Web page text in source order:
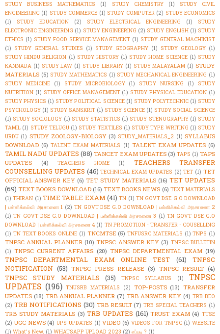
STUDY BUSINESS MATHEMATICS (1) STUDY CHEMISTRY (1)
STUDY CIVIL
ENGINEERING (1) STUDY COMMERCE (1) STUDY COMPUTER (2) STUDY ECONOMICS
(1)
STUDY EDUCATION (2) STUDY ELECTRICAL ENGINEERING (1)
STUDY
ELECTRONIC ENGINEERING (1) STUDY ENGINEERING (2) STUDY ENGLISH (1) STUDY
ETHICS (1) STUDY FOOD SERVICE MANAGEMENT (1) STUDY GENERAL MACHINIST
(1) STUDY GENERAL STUDIES (1) STUDY GEOGRAPHY (1) STUDY GEOLOGY (1)
STUDY HINDU RELIGION (1) STUDY HISTORY (1) STUDY HOME SCIENCE (1) STUDY
KANNADA (1) STUDY LAW (1) STUDY LIBRARY (1) STUDY MALAYALAM (1) STUDY
MATERIALS (5) STUDY MATHEMATICS (1) STUDY MECHANICAL ENGINEERING (1)
STUDY MEDICINE
(1) STUDY MICROBIOLOGY (1) STUDY NURSING (1)
STUDY
NUTRITION (1) STUDY OFFICE MANAGEMENT (1) STUDY PHYSICAL EDUCATION (1)
STUDY PHYSICS (1) STUDY POLITICAL SCIENCE (1) STUDY POLYTECHNIC (1) STUDY
PSYCHOLOGY (1) STUDY SANSKRIT (1) STUDY SCIENCE (1) STUDY SOCIAL SCIENCE
(1) STUDY SOCIOLOGY (1) STUDY STATISTICS (1) STUDY STENOGRAPHY (1) STUDY
TAMIL (1) STUDY TELUGU (1) STUDY TEXTILES (1) STUDY TYPE WRITING (1) STUDY
URDU (1) STUDY ZOOLOGY-BIOLOGY (3) STUDY_MATERIALS_2 (1) SYLLABUS
DOWNLOAD (6) TALENT EXAM MATERIALS (1) TALENT EXAM UPDATES (6)
TAMIL NADU UPDATES (88) TANCET EXAM UPDATES (3) TAPS (1) TAPS
UPDATES
(4) TEACHERS HOME (1)
TEACHERS TRANSFER
COUNSELLING UPDATES (46) TECHNICAL EXAM UPDATES (2) TET (1) TET
OFFICIAL ANSWER KEY (6) TET STUDY MATERIALS (16) TET UPDATES
(69) TEXT BOOKS DOWNLOAD (16) TEXT BOOKS NEWS (6) TEXT MATERIALS
(1) THIRAN (1) TIME TABLE EXAM (41) TN (1) TN GOVT DSE G.O DOWNLOAD
| பள்ளிக்கல்வி அரசாணை 1 (2) TN GOVT DSE G.O DOWNLOAD | பள்ளிக்கல்வி அரசாணை 2
(1) TN GOVT DSE G.O DOWNLOAD | பள்ளிக்கல்வி அரசாணை 3 (1) TN GOVT DSE G.O
DOWNLOAD | பள்ளிக்கல்வி அரசாணை 4 (1) TN PROMOTION - TRANSFER - COUSELLING
(1) TN TEXT BOOKS ONLINE (1) TNCMTSE (5) TNFUSRC MATERIALS (1) TNPS (1)
TNPSC ANNUAL PLANNER (10) TNPSC ANSWER KEY (3) TNPSC BULLETIN
(1) TNPSC CURRENT AFFAIRS (20) TNPSC DEPARTMENTAL EXAM (19)
TNPSC DEPARTMENTAL EXAM ONLINE TEST (61)
TNPSC
NOTIFICATION (53) TNPSC PRESS RELEASE (3) TNPSC RESULT (4)
TNPSC STUDY MATERIALS (35) TNPSC SYLLABUS (1)
TNPSC
UPDATES (196) TNUSRB MATERIALS (2) TOP-POSTS (13) TRANSFER
UPDATES (18) TRB ANNUAL PLANNER (7) TRB ANSWER KEY (4) TRB BEO
(2) TRB NOTIFICATIONS (30) TRB RESULT (7) TRB SPECIAL TEACHERS (1)
TRB STUDY MATERIALS (3) TRB UPDATES (161) TRUST EXAM (4) TTSE
(2) UGC NEWS (4) UPS UPDATES (1) VIDEO (6) VIDEOS FOR TNPSC (1) WEBSITE
(1) What's New. (1) WHATSAPP UPLOAD 2023 (2) எப்படி ? (1)